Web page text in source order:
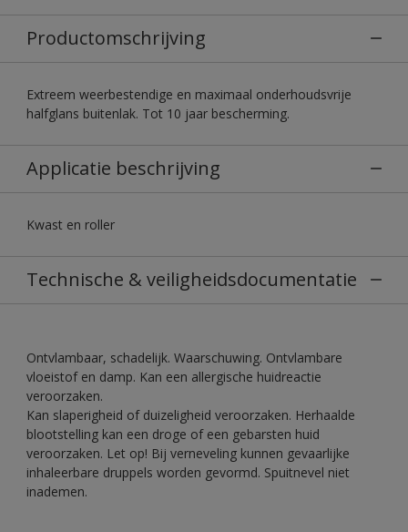
Productomschrijving
Extreem weerbestendige en maximaal onderhoudsvrije
halfglans buitenlak. Tot 10 jaar bescherming.
Applicatie beschrijving
Kwast en roller
Technische & veiligheidsdocumentatie
Ontvlambaar, schadelijk. Waarschuwing. Ontvlambare
vloeistof en damp. Kan een allergische huidreactie
veroorzaken.
Kan slaperigheid of duizeligheid veroorzaken. Herhaalde
blootstelling kan een droge of een gebarsten huid
veroorzaken. Let op! Bij verneveling kunnen gevaarlijke
inhaleerbare druppels worden gevormd. Spuitnevel niet
inademen.